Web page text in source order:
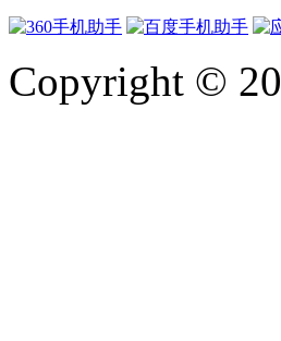
Copyright ©